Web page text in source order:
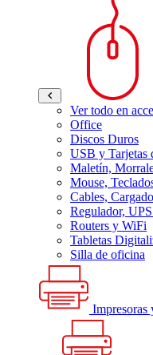
Ver todo en
Office
Discos Duros
USB y Tarjetas
Maletín,
Mouse,
Cables,
Regulador,
Routers y WiFi
Tabletas
Silla de oficina
Impresoras